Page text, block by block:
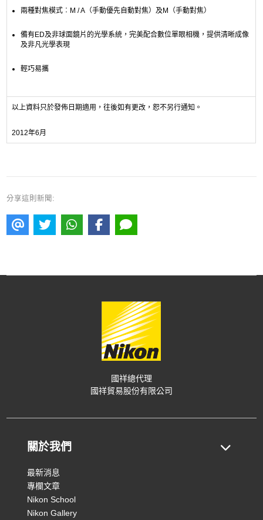
兩種對焦模式︰M / A（手動優先自動對焦）及M（手動對焦）
備有ED及非球面鏡片的光學系統，完美配合數位單眼相機，提供清晰成像
及非凡光學表現
輕巧易攜
以上資料只於發佈日期適用，往後如有更改，恕不另行通知。
2012年6月
分享這則新聞:
國祥總代理
國祥貿易股份有限公司
關於我們
最新消息
專欄文章
Nikon School
Nikon Gallery